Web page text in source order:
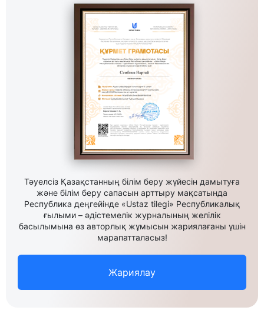
Тәуелсіз Қазақстанның білім беру жүйесін дамытуға
және білім беру сапасын арттыру мақсатында
Республика деңгейінде «Ustaz tilegi» Республикалық
ғылыми – әдістемелік журналының желілік
басылымына өз авторлық жұмысын жариялағаны үшін
марапатталасыз!
Жариялау